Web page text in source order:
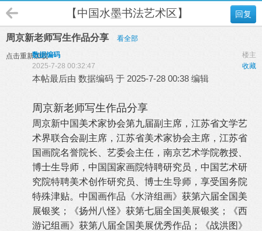
回复
【中国水墨书法艺术区】
周京新老师写生作品分享 看全部
点击重新加载 楼主
数据编码
收藏
2025-7-28 00:32:47
本帖最后由 数据编码 于 2025-7-28 00:38 编辑
周京新老师写生作品分享
周京新中国美术家协会第九届副主席，江苏省文学艺
术界联合会副主席，江苏省美术家协会主席，江苏省
国画院名誉院长、艺委会主任，南京艺术学院教授、
博士生导师，中国国家画院特聘研究员，中国艺术研
究院特聘美术创作研究员、博士生导师，享受国务院
特殊津贴。中国画作品《水浒组画》获第六届全国美
展银奖；《扬州八怪》获第七届全国美展银奖；《西
游记组画》获第八届全国美展优秀作品；《战洪图》